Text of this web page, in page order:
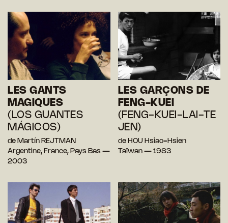
LES GANTS
MAGIQUES
(LOS GUANTES
MÁGICOS)
de Martín REJTMAN
Argentine, France, Pays Bas —
2003
LES GARÇONS DE
FENG-KUEI
(FENG-KUEI-LAI-TE
JEN)
de HOU Hsiao-Hsien
Taïwan — 1983